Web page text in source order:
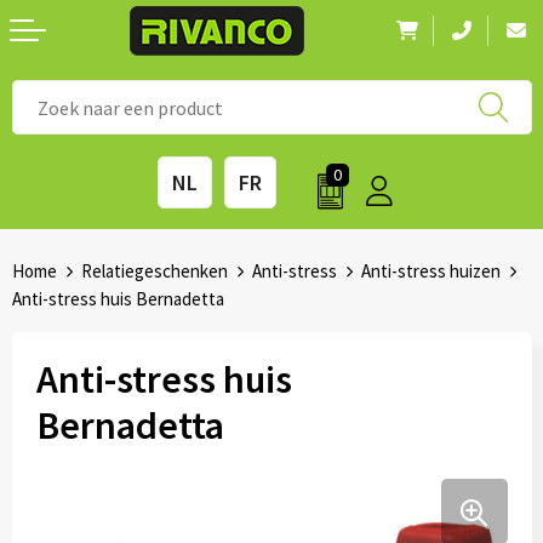
NL FR 0
Kantoorartikelen
Outdoor & vrije tijd
Technologie & Accessoires
◼ Eco-producten
◼ Survival gear
◼ Beurzen
◼ Feestdagen
Home Relatiegeschenken Anti-stress
Anti-stress huizen
Anti-stress huis Bernadetta
Anti-stress huis
Bernadetta